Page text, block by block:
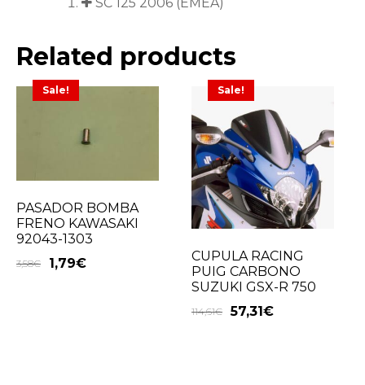
Related products
Sale!
PASADOR BOMBA
FRENO KAWASAKI
92043-1303
3,58€ 1,79€
Sale!
CUPULA RACING
PUIG CARBONO
SUZUKI GSX-R 750
114,61€ 57,31€